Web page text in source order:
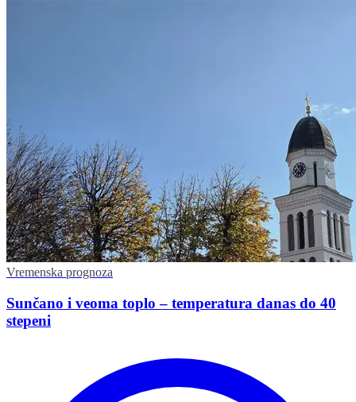
Vremenska prognoza
Sunčano i veoma toplo – temperatura danas do 40
stepeni